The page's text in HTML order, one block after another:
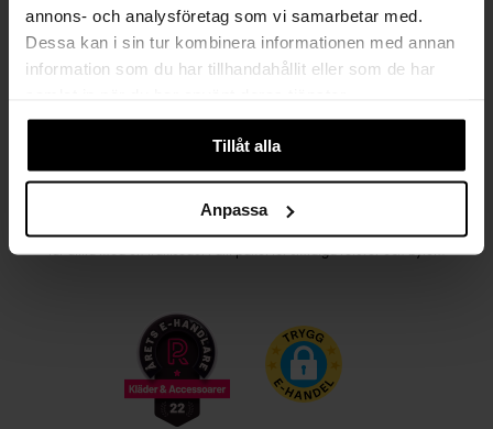
annons- och analysföretag som vi samarbetar med.
Dessa kan i sin tur kombinera informationen med annan
information som du har tillhandahållit eller som de har
Tillåt alla
Anpassa
Kvinna Man
PRENUMERERA
HANDLA TRYGGT OCH SMIDIGT
Välj det betalsätt som passar dig med Klarna. Vi på Johnells erbjuder flera
bekväma fraktalternativ; utlämningsställe, hemleverans och paketskåp. Du
får alltid med en fraktsedel i ditt paket för smidiga returer och byten!